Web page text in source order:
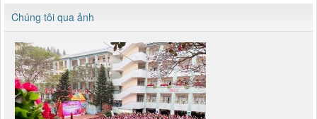
Chúng tôi qua ảnh